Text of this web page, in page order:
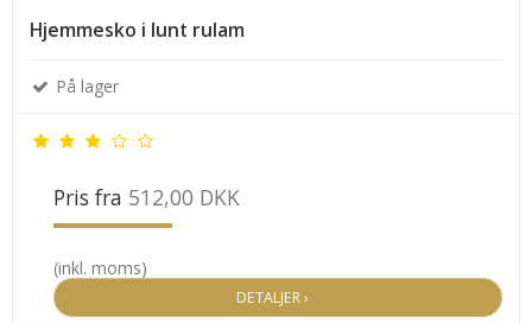
Hjemmesko i lunt rulam
På lager
Pris fra 512,00 DKK
(inkl. moms)
DETALJER ›